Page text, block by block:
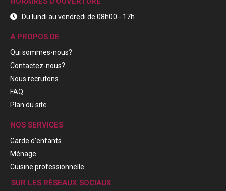
Du lundi au vendredi de 08h00 - 17h
A PROPOS DE
Qui sommes-nous?
Contactez-nous?
Nous recrutons
FAQ
Plan du site
NOS SERVICES
Garde d'enfants
Ménage
Cuisine professionnelle
SUR LES RÉSEAUX SOCIAUX